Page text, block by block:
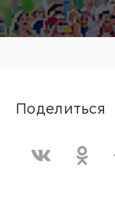
Поделиться